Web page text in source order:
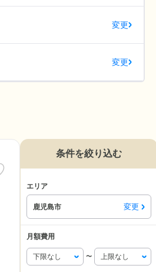
変更
変更
条件を絞り込む
エリア
鹿児島市 変更
月額費用
〜